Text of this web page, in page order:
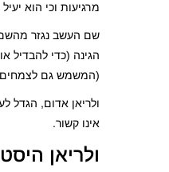
מרגיעות וכי הוא
הגינה (כדי להבדיל
(המשמש גם לצמחים
אינו קשור.
ולריאן